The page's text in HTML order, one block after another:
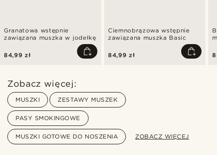
Granatowa wstępnie
zawiązana muszka w jodełkę
84,99 zł
Ciemnobrązowa wstępnie
zawiązana muszka Basic
84,99 zł
Zobacz więcej:
MUSZKI ZESTAWY MUSZEK
PASY SMOKINGOWE
MUSZKI GOTOWE DO NOSZENIA ZOBACZ WIĘCEJ